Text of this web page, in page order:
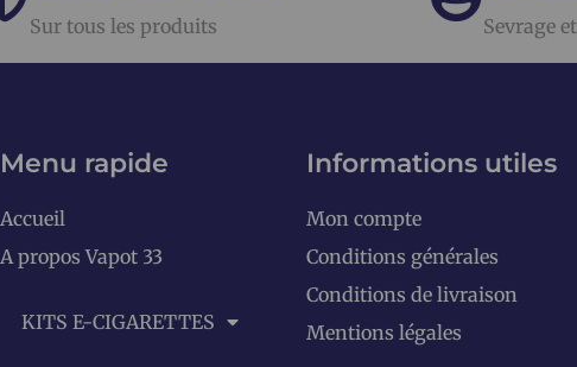
Sur tous les produits Sevrage
Menu rapide
Accueil
A propos Vapot 33
KITS E-CIGARETTES
Informations utiles
Mon compte
Conditions générales
Conditions de livraison
Mentions légales